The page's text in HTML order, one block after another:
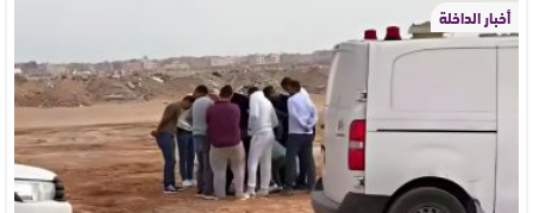
أخبار الداخلة